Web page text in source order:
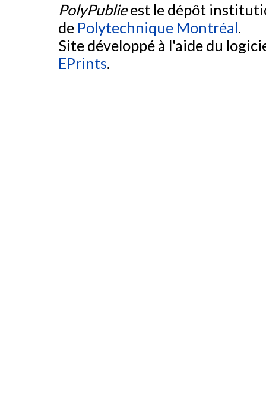
PolyPublieest le dépôt
de Polytechnique Montréal.
Site développé à l'aide du
EPrints.